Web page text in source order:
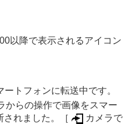
以降で表示されるアイコン
ートフォンに転送中です。
からの操作で画像をスマー
れました。
［
カメラで